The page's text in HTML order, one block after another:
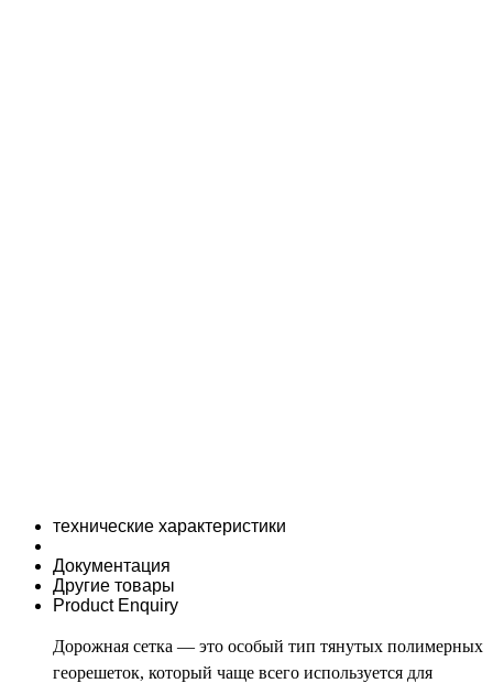
технические характеристики
Документация
Другие товары
Product Enquiry
Дорожная сетка — это особый тип тянутых полимерных
георешеток, который чаще всего используется для